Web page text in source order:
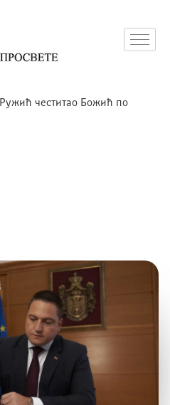
Ружић честитао Божић по